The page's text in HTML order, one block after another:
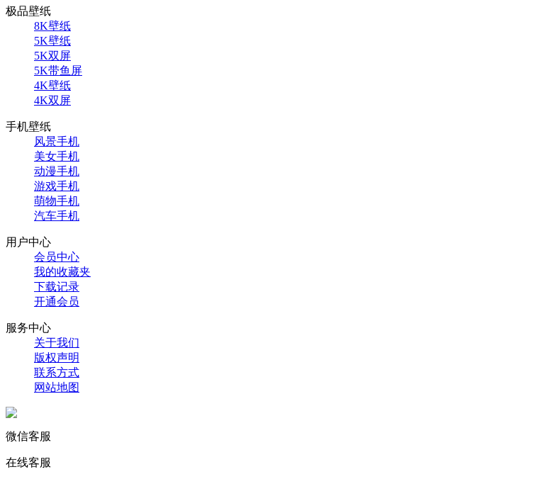
极品壁纸
8K壁纸
5K壁纸
5K双屏
5K带鱼屏
4K壁纸
4K双屏
手机壁纸
风景手机
美女手机
动漫手机
游戏手机
萌物手机
汽车手机
用户中心
会员中心
我的收藏夹
下载记录
开通会员
服务中心
关于我们
版权声明
联系方式
网站地图
微信客服
在线客服